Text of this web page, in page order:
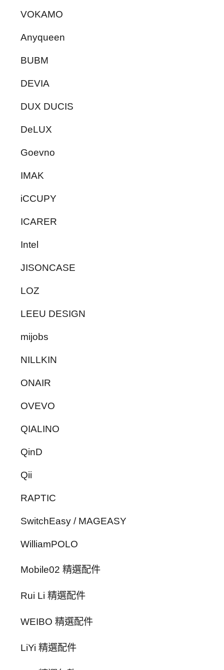
VOKAMO
Anyqueen
BUBM
DEVIA
DUX DUCIS
DeLUX
Goevno
IMAK
iCCUPY
ICARER
Intel
JISONCASE
LOZ
LEEU DESIGN
mijobs
NILLKIN
ONAIR
OVEVO
QIALINO
QinD
Qii
RAPTIC
SwitchEasy / MAGEASY
WilliamPOLO
Mobile02 精選配件
Rui Li 精選配件
WEIBO 精選配件
LiYi 精選配件